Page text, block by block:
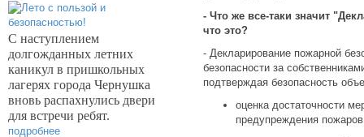
С наступлением
долгожданных летних
каникул в пришкольных
лагерях города Чернушка
вновь распахнулись двери
для встречи ребят.
подробнее
- Что же все-таки значит
что это?
- Декларирование пожарной
безопасности за
подтверждая безопасность
оценка достаточности
предупреждения